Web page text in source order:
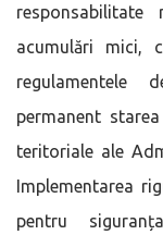
responsabilitate
acumulări mici,
regulamentele
permanent
teritoriale ale
Implementarea
pentru